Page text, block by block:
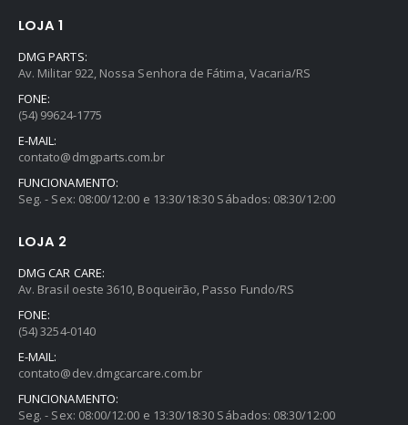
LOJA 1
DMG PARTS:
Av. Militar 922, Nossa Senhora de Fátima, Vacaria/RS
FONE:
(54) 99624-1775
E-MAIL:
contato@dmgparts.com.br
FUNCIONAMENTO:
Seg. - Sex: 08:00/12:00 e 13:30/18:30 Sábados: 08:30/12:00
LOJA 2
DMG CAR CARE:
Av. Brasil oeste 3610, Boqueirão, Passo Fundo/RS
FONE:
(54) 3254-0140
E-MAIL:
contato@dev.dmgcarcare.com.br
FUNCIONAMENTO:
Seg. - Sex: 08:00/12:00 e 13:30/18:30 Sábados: 08:30/12:00